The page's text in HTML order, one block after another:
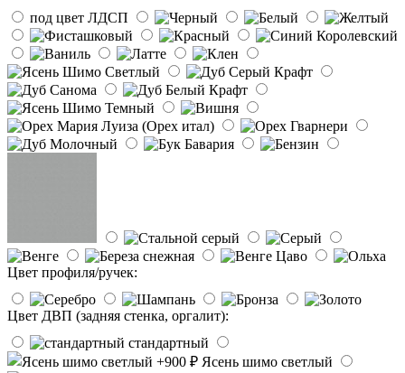
под цвет ЛДСП
Цвет профиля/ручек:
Цвет ДВП (задняя стенка, оргалит):
стандартный
Ясень шимо светлый